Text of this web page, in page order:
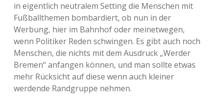
in eigentlich neutralem Setting die Menschen mit
Fußballthemen bombardiert, ob nun in der
Werbung, hier im Bahnhof oder meinetwegen,
wenn Politiker Reden schwingen. Es gibt auch noch
Menschen, die nichts mit dem Ausdruck „Werder
Bremen“ anfangen können, und man sollte etwas
mehr Rücksicht auf diese wenn auch kleiner
werdende Randgruppe nehmen.